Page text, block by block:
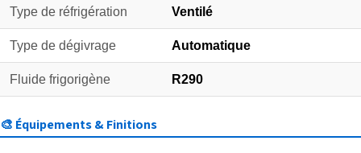
Type de réfrigération Ventilé
Type de dégivrage Automatique
Fluide frigorigène R290
🎨 Équipements & Finitions